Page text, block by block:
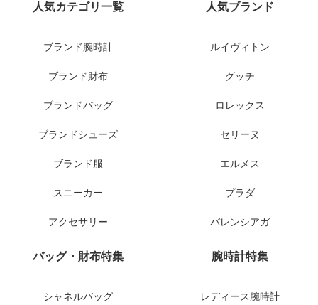
人気カテゴリ一覧
ブランド腕時計
ブランド財布
ブランドバッグ
ブランドシューズ
ブランド服
スニーカー
アクセサリー
人気ブランド
ルイヴィトン
グッチ
ロレックス
セリーヌ
エルメス
プラダ
バレンシアガ
バッグ・財布特集
シャネルバッグ
腕時計特集
レディース腕時計